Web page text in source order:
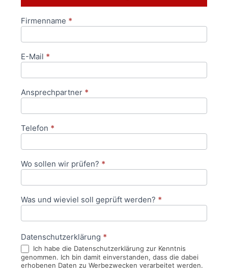
Anfrageformular
Firmenname *
E-Mail *
Ansprechpartner *
Telefon *
Wo sollen wir prüfen? *
Was und wieviel soll geprüft werden? *
Datenschutzerklärung *
Ich habe die Datenschutzerklärung zur Kenntnis
genommen. Ich bin damit einverstanden, dass die dabei
erhobenen Daten zu Werbezwecken verarbeitet werden.